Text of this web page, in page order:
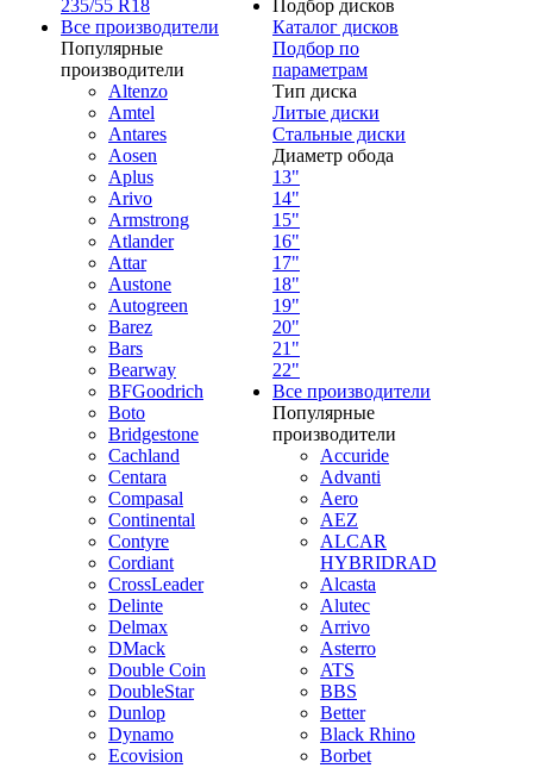
235/55 R18
Все производители
Популярные
производители
Altenzo
Amtel
Antares
Aosen
Aplus
Arivo
Armstrong
Atlander
Attar
Austone
Autogreen
Barez
Bars
Bearway
BFGoodrich
Boto
Bridgestone
Cachland
Centara
Compasal
Continental
Contyre
Cordiant
CrossLeader
Delinte
Delmax
DMack
Double Coin
DoubleStar
Dunlop
Dynamo
Ecovision
Подбор дисков
Каталог дисков
Подбор по
параметрам
Тип диска
Литые диски
Стальные диски
Диаметр обода
13"
14"
15"
16"
17"
18"
19"
20"
21"
22"
Все производители
Популярные
производители
Accuride
Advanti
Aero
AEZ
ALCAR
HYBRIDRAD
Alcasta
Alutec
Arrivo
Asterro
ATS
BBS
Better
Black Rhino
Borbet